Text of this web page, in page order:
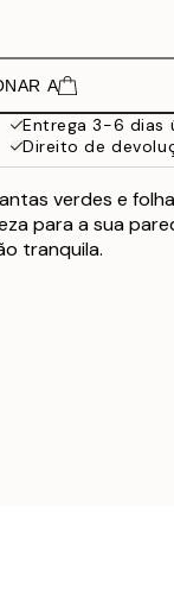
A
Entrega 3-6 dias
Direito de
verdes e
para a sua
tranquila.